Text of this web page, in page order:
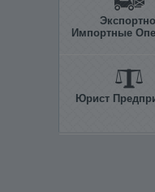
Импортные
Юрист